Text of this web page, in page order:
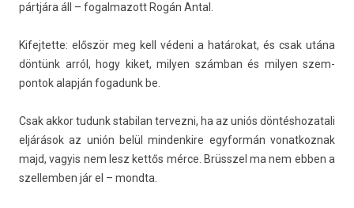
pártjára áll – fogal­mazott Rogán Antal.
Kifej­tette: először meg kell védeni a határokat, és csak utána
döntünk arról, hogy kiket, mily­en számban és mily­en szem­
pontok alapján fogadunk be.
Csak akkor tudunk stabilan ter­vezni, ha az uniós dön­téshozatali
eljárások az unión belül min­denkire egyfor­mán vonat­koznak
majd, vagyis nem lesz kettős mérce. Brüsszel ma nem ebben a
szel­lemb­en jár el – mondta.